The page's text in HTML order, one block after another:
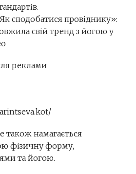
сподобатися провіднику»:
свій тренд з йогою у
реклами
також намагається
фізичну форму,
та йогою.